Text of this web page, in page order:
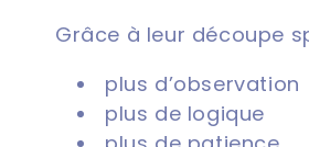
Grâce à leur découpe
plus d’observation
plus de logique